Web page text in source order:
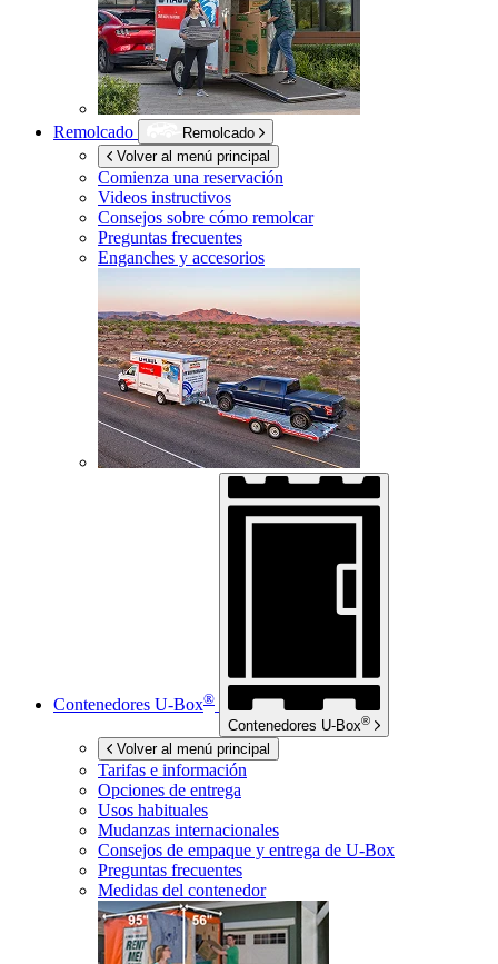
Remolcado
Remolcado
Volver al menú principal
Comienza una reservación
Videos instructivos
Consejos sobre cómo remolcar
Preguntas frecuentes
Enganches y accesorios
Contenedores U-Box®
Contenedores U-Box®
Volver al menú principal
Tarifas e información
Opciones de entrega
Usos habituales
Mudanzas internacionales
Consejos de empaque y entrega de U-Box
Preguntas frecuentes
Medidas del contenedor